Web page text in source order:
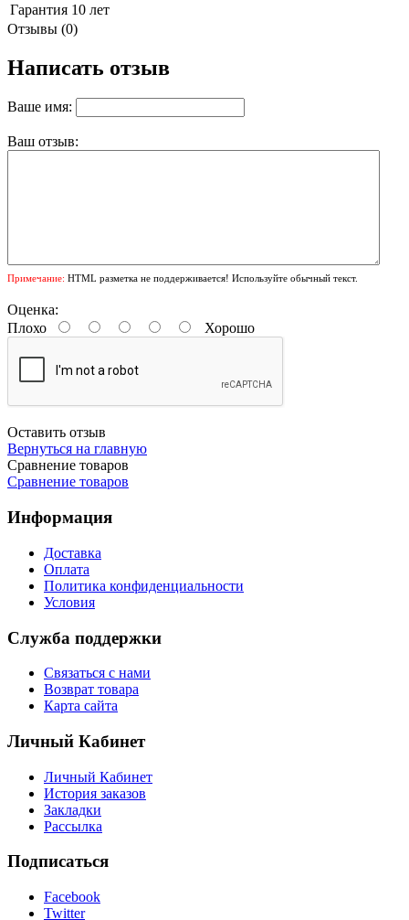
Гарантия 10 лет
Отзывы (0)
Написать отзыв
Ваше имя:
Ваш отзыв:
Примечание: HTML разметка не поддерживается! Используйте обычный текст.
Оценка:
Плохо
Хорошо
Оставить отзыв
Вернуться на главную
Сравнение товаров
Сравнение товаров
Информация
Доставка
Оплата
Политика конфиденциальности
Условия
Служба поддержки
Связаться с нами
Возврат товара
Карта сайта
Личный Кабинет
Личный Кабинет
История заказов
Закладки
Рассылка
Подписаться
Facebook
Twitter